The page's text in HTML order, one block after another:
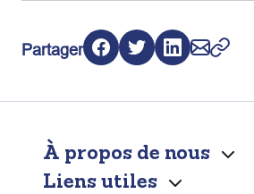
Partager
À propos de nous
Liens utiles